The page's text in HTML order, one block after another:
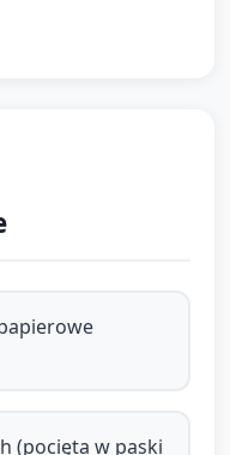
pomaga przy
duży kłębek
promieniście od
jak promienie.
(pocięta w paski